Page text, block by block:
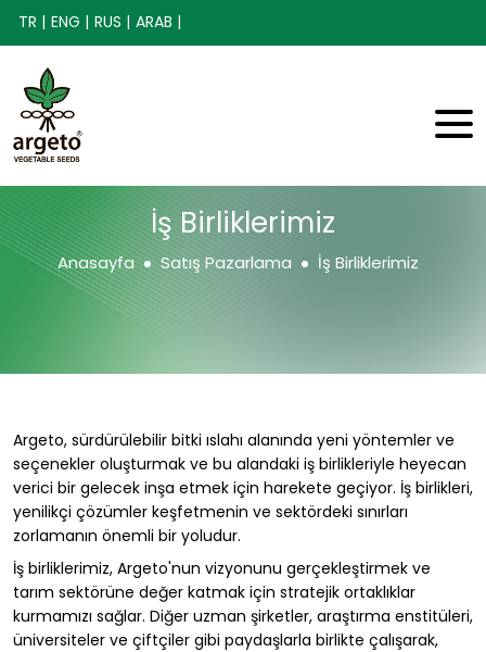
TR | ENG | RUS | ARAB |
İş Birliklerimiz
Anasayfa Satış Pazarlama İş Birliklerimiz
Argeto, sürdürülebilir bitki ıslahı alanında yeni yöntemler ve
seçenekler oluşturmak ve bu alandaki iş birlikleriyle heyecan
verici bir gelecek inşa etmek için harekete geçiyor. İş birlikleri,
yenilikçi çözümler keşfetmenin ve sektördeki sınırları
zorlamanın önemli bir yoludur.
İş birliklerimiz, Argeto'nun vizyonunu gerçekleştirmek ve
tarım sektörüne değer katmak için stratejik ortaklıklar
kurmamızı sağlar. Diğer uzman şirketler, araştırma enstitüleri,
üniversiteler ve çiftçiler gibi paydaşlarla birlikte çalışarak,